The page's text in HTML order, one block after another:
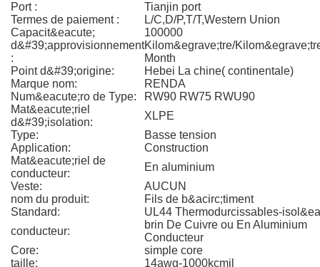
Port :
Tianjin port
Termes de paiement :
L/C,D/P,T/T,Western Union
Capacit&eacute;
d&#39;approvisionnement
:
100000
Kilom&egrave;tre/
Month
Point d&#39;origine:
Hebei La chine( continentale)
Marque nom:
RENDA
Num&eacute;ro de Type:
RW90 RW75 RWU90
Mat&eacute;riel
d&#39;isolation:
XLPE
Type:
Basse tension
Application:
Construction
Mat&eacute;riel de
conducteur:
En aluminium
Veste:
AUCUN
nom du produit:
Fils de b&acirc;timent
Standard:
UL44 Thermodurcissables-
conducteur:
brin De Cuivre ou En Aluminium
Conducteur
Core:
simple core
taille:
14awg-1000kcmil